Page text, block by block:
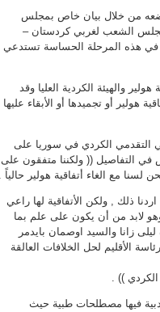
من خلال بيان خاص بمجلس
الشعب لغربي كردستان –
في هذه المرحلة الحساسة تستدعي
والهيئة الكردية العليا وقد
هولير أو تجميدها أو الأبقاء عليها
التقدمي الكردي في سوريا على
في التفاصيل (( ولكننا متفقون على
اردنا ذلك , ولكن الأتفاقية لها راعي
لابد من أن يكون على علم بما
زانا والسيد اوصمان بايدمر
الأقليم لحل الخلافات العالقة
الكردي )) .
فيها مصطلحات طبية حيث